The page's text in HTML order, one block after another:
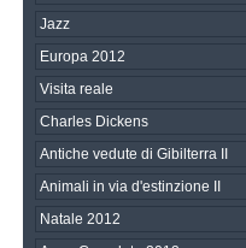
Jazz
Europa 2012
Visita reale
Charles Dickens
Antiche vedute di Gibilterra II
Animali in via d'estinzione II
Natale 2012